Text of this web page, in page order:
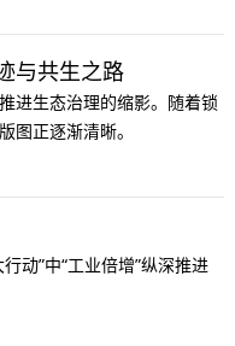
与共生之路
进生态治理的缩影。随着锁
图正逐渐清晰。
动”中“工业倍增”纵深推进